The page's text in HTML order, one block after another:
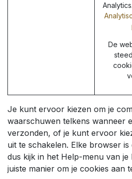
De
Je kunt ervoor kiezen om je
waarschuwen telkens wanneer
verzonden, of je kunt ervoor
uit te schakelen. Elke browser is
dus kijk in het Help-menu van
juiste manier om je cookies aan